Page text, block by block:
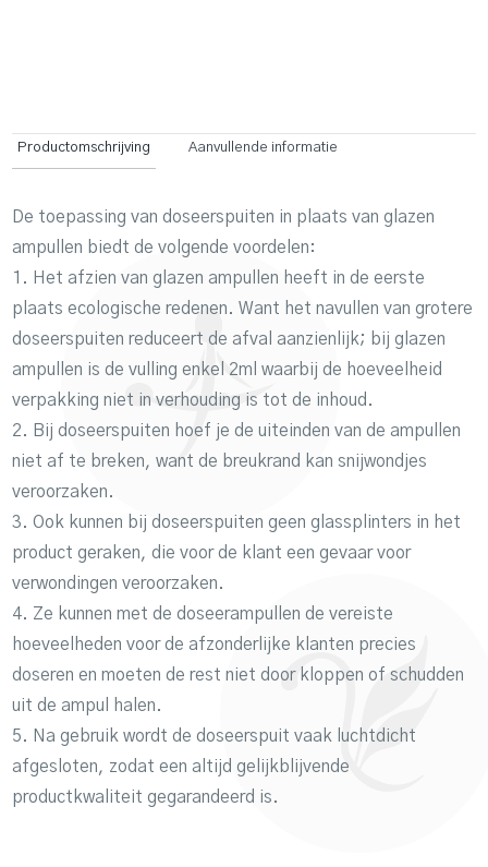
Productomschrijving Aanvullende informatie
De toepassing van doseerspuiten in plaats van glazen
ampullen biedt de volgende voordelen:
1. Het afzien van glazen ampullen heeft in de eerste
plaats ecologische redenen. Want het navullen van grotere
doseerspuiten reduceert de afval aanzienlijk; bij glazen
ampullen is de vulling enkel 2ml waarbij de hoeveelheid
verpakking niet in verhouding is tot de inhoud.
2. Bij doseerspuiten hoef je de uiteinden van de ampullen
niet af te breken, want de breukrand kan snijwondjes
veroorzaken.
3. Ook kunnen bij doseerspuiten geen glassplinters in het
product geraken, die voor de klant een gevaar voor
verwondingen veroorzaken.
4. Ze kunnen met de doseerampullen de vereiste
hoeveelheden voor de afzonderlijke klanten precies
doseren en moeten de rest niet door kloppen of schudden
uit de ampul halen.
5. Na gebruik wordt de doseerspuit vaak luchtdicht
afgesloten, zodat een altijd gelijkblijvende
productkwaliteit gegarandeerd is.